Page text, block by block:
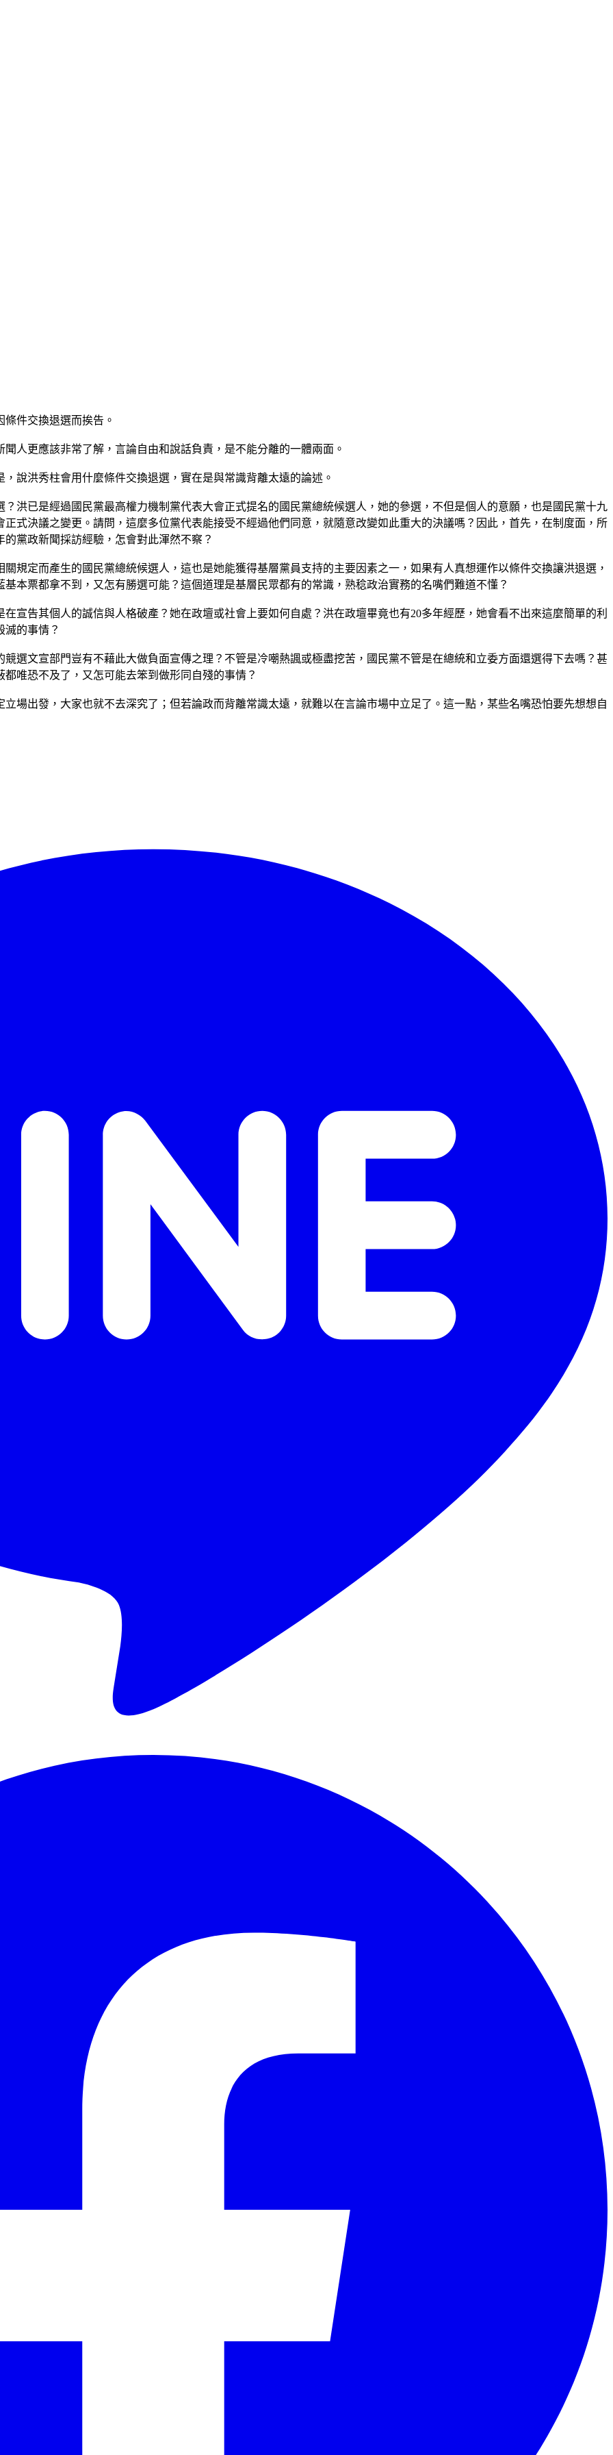
件交換退選而挨告。
人更應該非常了解，言論自由和說話負責，是不能分離的一體兩面。
說洪秀柱會用什麼條件交換退選，實在是與常識背離太遠的論述。
洪已是經過國民黨最高權力機制黨代表大會正式提名的國民黨總統候選人，她的參選，不但是個人的意願，也是國民黨十九
式決議之變更。請問，這麼多位黨代表能接受不經過他們同意，就隨意改變如此重大的決議嗎？因此，首先，在制度面，所
黨政新聞採訪經驗，怎會對此渾然不察？
規定而產生的國民黨總統候選人，這也是她能獲得基層黨員支持的主要因素之一，如果有人真想運作以條件交換讓洪退選，
本票都拿不到，又怎有勝選可能？這個道理是基層民眾都有的常識，熟稔政治實務的名嘴們難道不懂？
宣告其個人的誠信與人格破產？她在政壇或社會上要如何自處？洪在政壇畢竟也有20多年經歷，她會看不出來這麼簡單的利
滅的事情？
競選文宣部門豈有不藉此大做負面宣傳之理？不管是冷嘲熱諷或極盡挖苦，國民黨不管是在總統和立委方面還選得下去嗎？甚
唯恐不及了，又怎可能去笨到做形同自殘的事情？
場出發，大家也就不去深究了；但若論政而背離常識太遠，就難以在言論市場中立足了。這一點，某些名嘴恐怕要先想想自